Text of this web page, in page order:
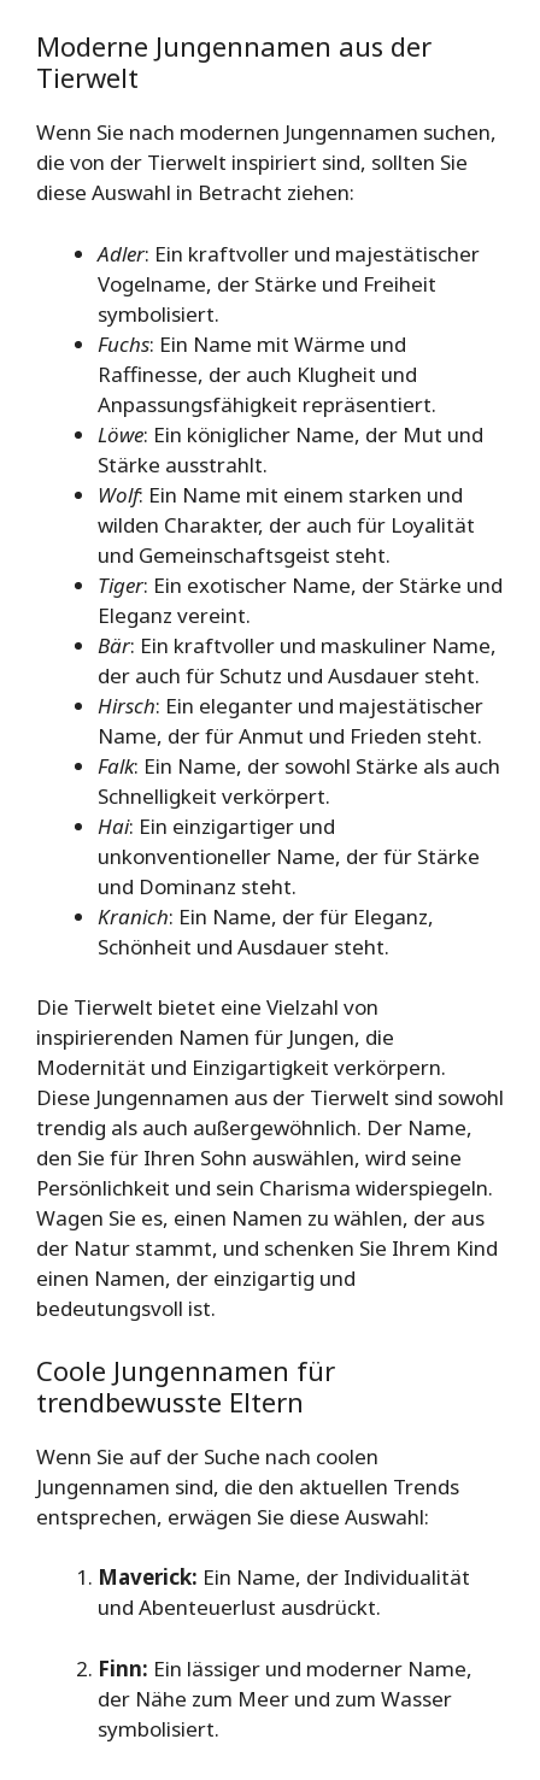
Moderne Jungennamen aus der
Tierwelt
Wenn Sie nach modernen Jungennamen suchen,
die von der Tierwelt inspiriert sind, sollten Sie
diese Auswahl in Betracht ziehen:
Adler: Ein kraftvoller und majestätischer
Vogelname, der Stärke und Freiheit
symbolisiert.
Fuchs: Ein Name mit Wärme und
Raffinesse, der auch Klugheit und
Anpassungsfähigkeit repräsentiert.
Löwe: Ein königlicher Name, der Mut und
Stärke ausstrahlt.
Wolf: Ein Name mit einem starken und
wilden Charakter, der auch für Loyalität
und Gemeinschaftsgeist steht.
Tiger: Ein exotischer Name, der Stärke und
Eleganz vereint.
Bär: Ein kraftvoller und maskuliner Name,
der auch für Schutz und Ausdauer steht.
Hirsch: Ein eleganter und majestätischer
Name, der für Anmut und Frieden steht.
Falk: Ein Name, der sowohl Stärke als auch
Schnelligkeit verkörpert.
Hai: Ein einzigartiger und
unkonventioneller Name, der für Stärke
und Dominanz steht.
Kranich: Ein Name, der für Eleganz,
Schönheit und Ausdauer steht.
Die Tierwelt bietet eine Vielzahl von
inspirierenden Namen für Jungen, die
Modernität und Einzigartigkeit verkörpern.
Diese Jungennamen aus der Tierwelt sind sowohl
trendig als auch außergewöhnlich. Der Name,
den Sie für Ihren Sohn auswählen, wird seine
Persönlichkeit und sein Charisma widerspiegeln.
Wagen Sie es, einen Namen zu wählen, der aus
der Natur stammt, und schenken Sie Ihrem Kind
einen Namen, der einzigartig und
bedeutungsvoll ist.
Coole Jungennamen für
trendbewusste Eltern
Wenn Sie auf der Suche nach coolen
Jungennamen sind, die den aktuellen Trends
entsprechen, erwägen Sie diese Auswahl:
Maverick: Ein Name, der Individualität
und Abenteuerlust ausdrückt.
Finn: Ein lässiger und moderner Name,
der Nähe zum Meer und zum Wasser
symbolisiert.